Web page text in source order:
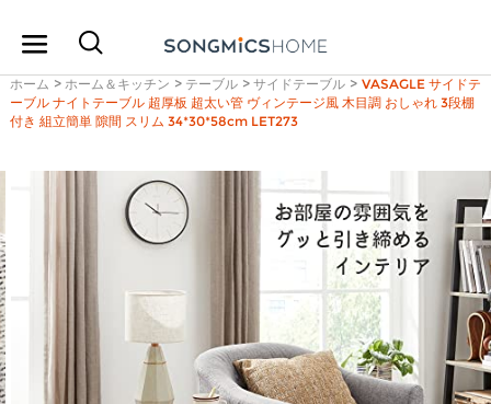
ホーム > ホーム＆キッチン > テーブル > サイドテーブル > VASAGLE サイドテ
ーブル ナイトテーブル 超厚板 超太い管 ヴィンテージ風 木目調 おしゃれ 3段棚
付き 組立簡単 隙間 スリム 34*30*58cm LET273